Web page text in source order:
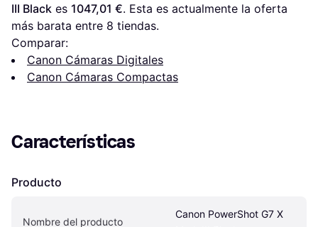
III Black es 1047,01 €. Esta es actualmente la oferta
más barata entre 8 tiendas.
Comparar:
Canon Cámaras Digitales
Canon Cámaras Compactas
Características
Producto
Nombre del producto
Canon PowerShot G7 X